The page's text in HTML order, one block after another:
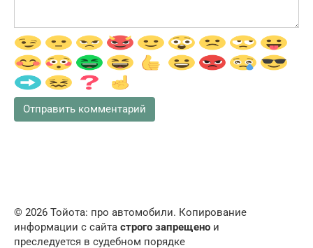
© 2026 Тойота: про автомобили. Копирование
информации с сайта строго запрещено и
преследуется в судебном порядке